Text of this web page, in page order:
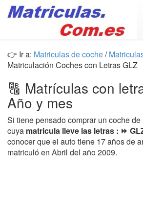
👉 Ir a: Matriculas de coche/
Matriculación Coches con Letras GLZ
🔠 Matrículas con
Año y mes
Si tiene pensado comprar un coche
cuya matricula lleve las letras : ⏩
conocer que el auto tiene 17 años de
matriculó en Abril del año 2009.